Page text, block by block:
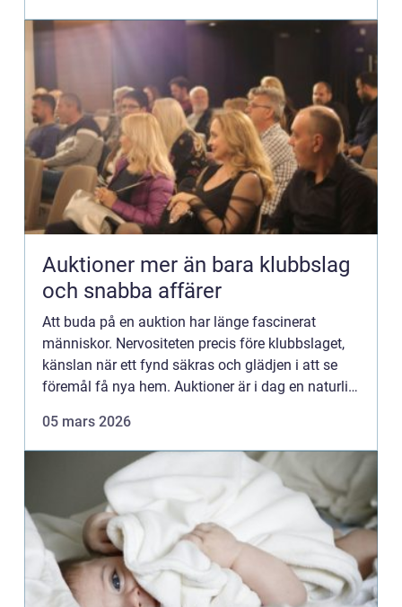
Auktioner mer än bara klubbslag
och snabba affärer
Att buda på en auktion har länge fascinerat
människor. Nervositeten precis före klubbslaget,
känslan när ett fynd säkras och glädjen i att se
föremål få nya hem. Auktioner är i dag en naturlig
också en växan...
05 mars 2026